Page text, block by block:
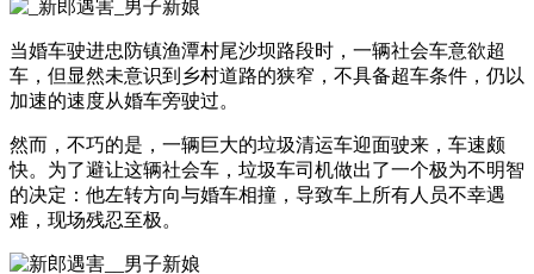
当婚车驶进忠防镇渔潭村尾沙坝路段时，一辆社会车意欲超
车，但显然未意识到乡村道路的狭窄，不具备超车条件，仍以
加速的速度从婚车旁驶过。
然而，不巧的是，一辆巨大的垃圾清运车迎面驶来，车速颇
快。为了避让这辆社会车，垃圾车司机做出了一个极为不明智
的决定：他左转方向与婚车相撞，导致车上所有人员不幸遇
难，现场残忍至极。